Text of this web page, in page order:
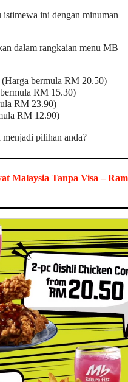
istimewa ini dengan minuman
dalam rangkaian menu MB
bermula RM 20.50)
RM 15.30)
RM 23.90)
RM 12.90)
menjadi pilihan anda?
Malaysia Tanpa Visa –